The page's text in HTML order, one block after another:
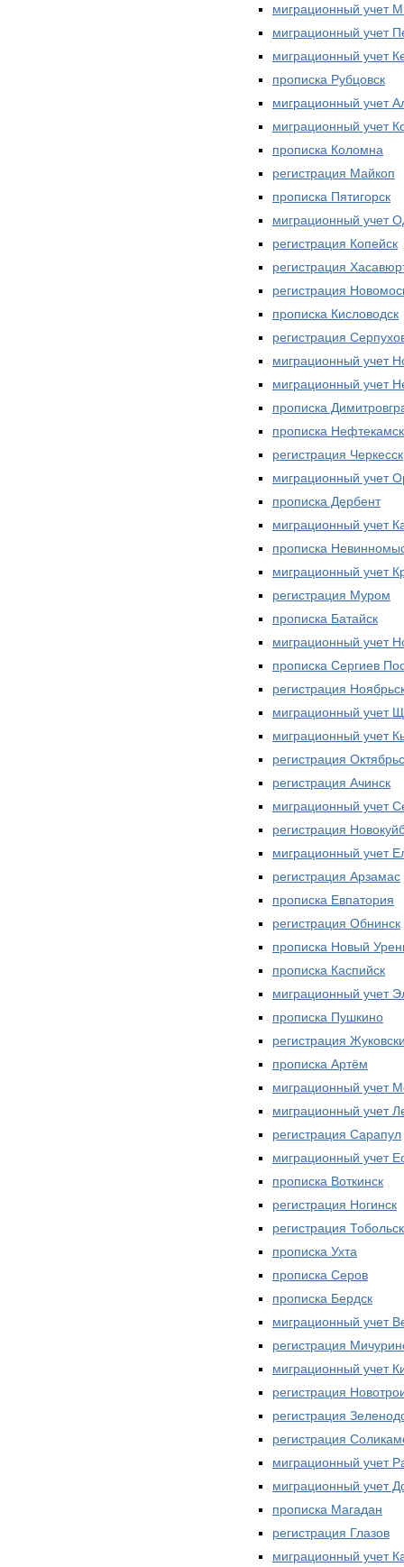
миграционный учет
миграционный учет
миграционный учет
прописка Рубцовск
миграционный учет
миграционный учет
прописка Коломна
регистрация Майкоп
прописка Пятигорск
миграционный учет
регистрация Копейск
регистрация
регистрация
прописка Кисловодск
регистрация
миграционный учет
миграционный учет
прописка
прописка Нефтекамск
регистрация Черкесск
миграционный учет
прописка Дербент
миграционный учет
прописка
миграционный учет
регистрация Муром
прописка Батайск
миграционный учет
прописка Сергиев
регистрация
миграционный учет
миграционный учет
регистрация
регистрация Ачинск
миграционный учет
регистрация
миграционный учет
регистрация Арзамас
прописка Евпатория
регистрация Обнинск
прописка Новый
прописка Каспийск
миграционный учет
прописка Пушкино
регистрация
прописка Артём
миграционный учет
миграционный учет
регистрация Сарапул
миграционный учет
прописка Воткинск
регистрация Ногинск
регистрация Тобольск
прописка Ухта
прописка Серов
прописка Бердск
миграционный учет
регистрация
миграционный учет
регистрация
регистрация
регистрация
миграционный учет
миграционный учет
прописка Магадан
регистрация Глазов
миграционный учет